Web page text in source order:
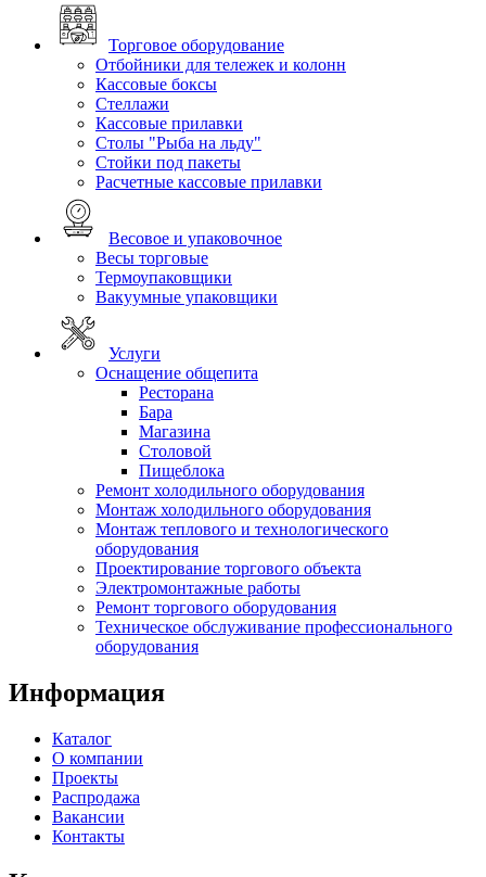
Торговое оборудование
Отбойники для тележек и колонн
Кассовые боксы
Стеллажи
Кассовые прилавки
Столы "Рыба на льду"
Стойки под пакеты
Расчетные кассовые прилавки
Весовое и упаковочное
Весы торговые
Термоупаковщики
Вакуумные упаковщики
Услуги
Оснащение общепита
Ресторана
Бара
Магазина
Столовой
Пищеблока
Ремонт холодильного оборудования
Монтаж холодильного оборудования
Монтаж теплового и технологического
оборудования
Проектирование торгового объекта
Электромонтажные работы
Ремонт торгового оборудования
Техническое обслуживание профессионального
оборудования
Информация
Каталог
О компании
Проекты
Распродажа
Вакансии
Контакты